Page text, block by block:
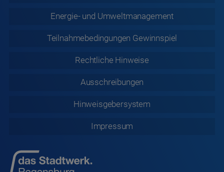
Energie- und Umweltmanagement
Teilnahmebedingungen Gewinnspiel
Rechtliche Hinweise
Ausschreibungen
Hinweisgebersystem
Impressum